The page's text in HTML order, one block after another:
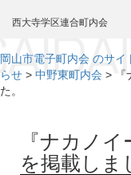
西大寺学区連合町内会
岡山市電子町内会 のサイ
らせ > 中野東町内会 >
た。
『ナカノ
を掲載しま